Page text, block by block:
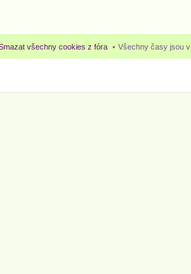
Všechny časy jsou v
všechny cookies z fóra